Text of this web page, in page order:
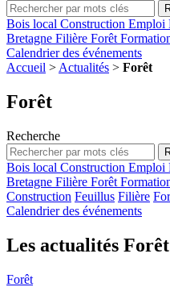
Bois local Construction Emploi
Bretagne Filière Forêt
Calendrier des événements
Accueil > Actualités > Forêt
Forêt
Recherche
Bois local Construction Emploi
Bretagne Filière Forêt
Construction Feuillus Filière
Calendrier des événements
Les actualités Forêt
Forêt